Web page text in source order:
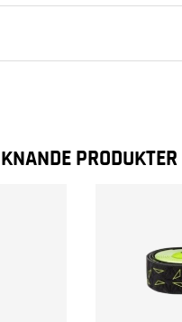
PRODUKTER